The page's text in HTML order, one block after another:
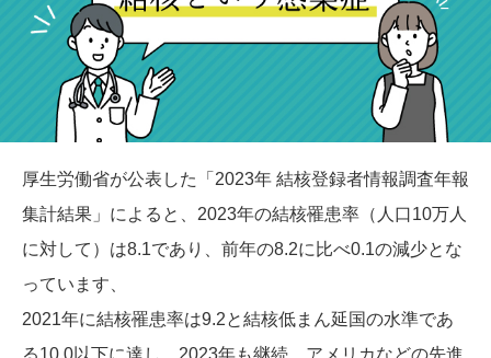
厚生労働省が公表した「2023年 結核登録者情報調査年報
集計結果」によると、2023年の結核罹患率（人口10万人
に対して）は8.1であり、前年の8.2に比べ0.1の減少とな
っています、
2021年に結核罹患率は9.2と結核低まん延国の水準であ